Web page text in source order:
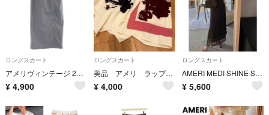
ロングスカート
アメリヴィンテージ 24SS スカート M ブルーグレー ロング丈 ストライプ柄
¥ 4,900
ロングスカート
美品 アメリ ラップ スカート
¥ 4,000
ロングスカート
AMERI MEDI SHINE STRIPE LACE SKIRT ブラウン
¥ 5,600